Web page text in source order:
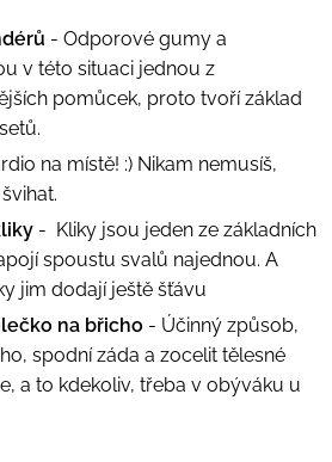
- Odporové gumy a
v této situaci jednou z
pomůcek, proto tvoří základ
na místě! :) Nikam nemusíš,
- Kliky jsou jeden ze základních
spoustu svalů najednou. A
jim dodají ještě šťávu
na břicho - Účinný způsob,
spodní záda a zocelit tělesné
a to kdekoliv, třeba v obýváku u